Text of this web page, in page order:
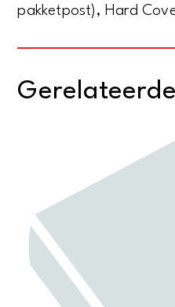
pakketpost), Hard